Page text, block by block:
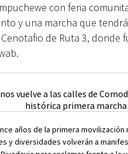
con feria
y una marcha que
de Ruta 3, donde
años de la primera movilización
y diversidades volverán a